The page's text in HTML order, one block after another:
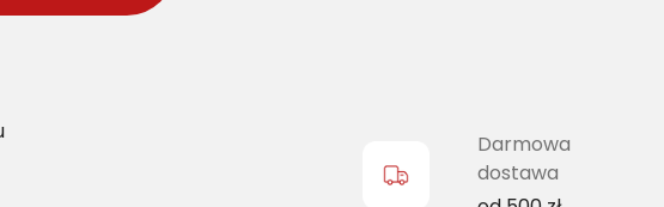
Darmowa
dostawa